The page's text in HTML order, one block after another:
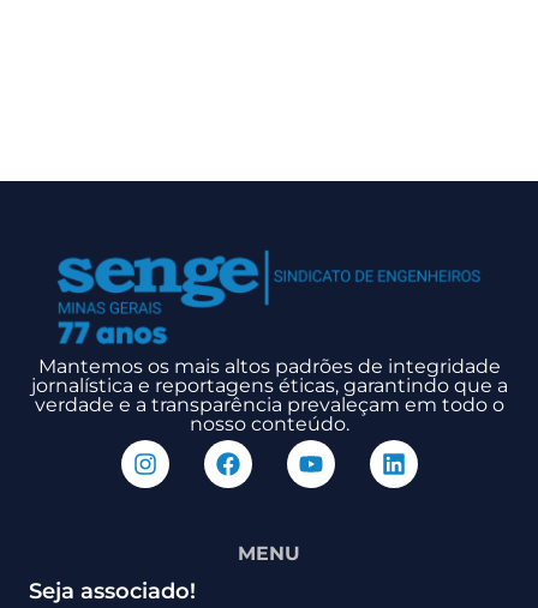
Mantemos os mais altos padrões de integridade
jornalística e reportagens éticas, garantindo que a
verdade e a transparência prevaleçam em todo o
nosso conteúdo.
MENU
Seja associado!